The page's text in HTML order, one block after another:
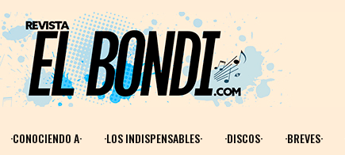
·CONOCIENDO A· ·LOS INDISPENSABLES· ·DISCOS· ·BREVES·